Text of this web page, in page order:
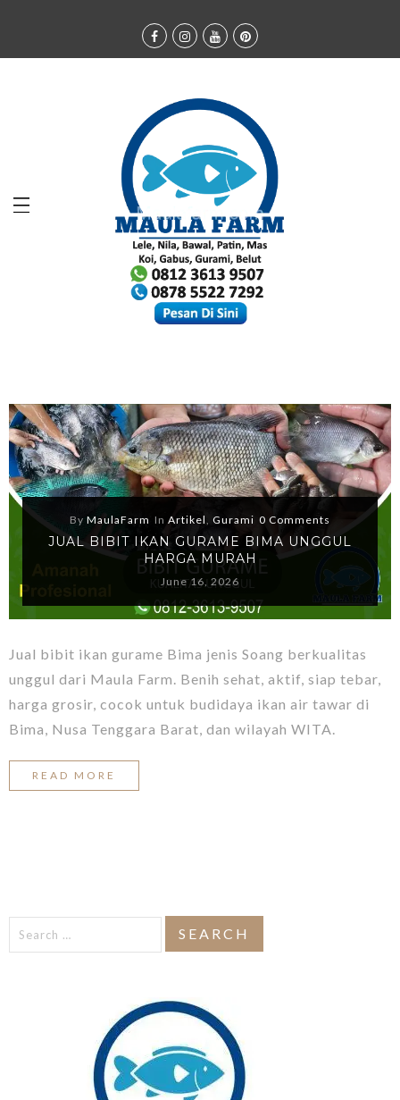
By MaulaFarm In Artikel, Gurami 0 Comments
JUAL BIBIT IKAN GURAME BIMA UNGGUL
HARGA MURAH
June 16, 2026
Jual bibit ikan gurame Bima jenis Soang berkualitas
unggul dari Maula Farm. Benih sehat, aktif, siap tebar,
harga grosir, cocok untuk budidaya ikan air tawar di
Bima, Nusa Tenggara Barat, dan wilayah WITA.
READ MORE
Search
for: